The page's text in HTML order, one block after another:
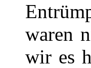
waren
wir es